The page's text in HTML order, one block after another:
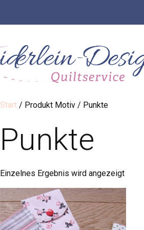
Start / Produkt Motiv / Punkte
Punkte
Einzelnes Ergebnis wird angezeigt